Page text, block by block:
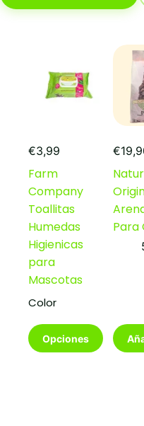
€3,99
Farm
Company
Toallitas
Humedas
Higienicas
para
Mascotas
Color
Opciones
Este
producto
€
Para